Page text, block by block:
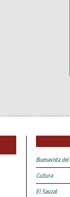
Buenavista
Cultura
El Sauzal